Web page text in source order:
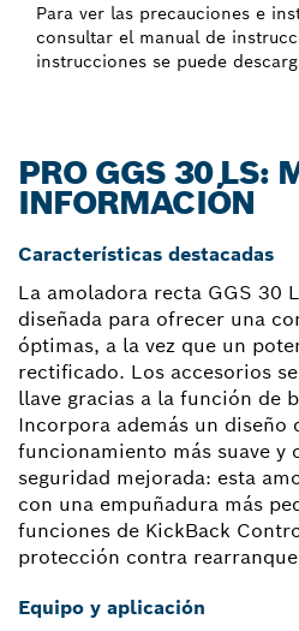
Para ver las precauciones e
consultar el manual de
instrucciones se puede
PRO GGS 30 LS:
INFORMACIÓN
Características destacadas
La amoladora recta GGS 30
diseñada para ofrecer una
óptimas, a la vez que un
rectificado. Los accesorios
llave gracias a la función de
Incorpora además un diseño
funcionamiento más suave y
seguridad mejorada: esta
con una empuñadura más
funciones de KickBack
protección contra
Equipo y aplicación